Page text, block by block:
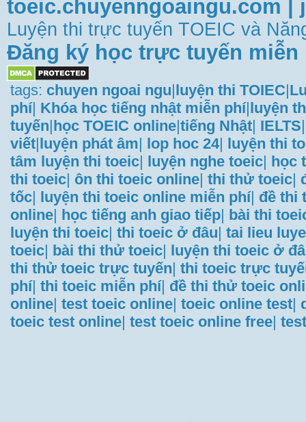
toeic.chuyenngoaingu.com
Luyện thi trực tuyến TOEIC và
Đăng ký học trực tuyến miễn
tags: chuyen ngoai ngu|luyện thi TOIEC|
phí| Khóa học tiếng nhật miễn phí|luyện
tuyến|học TOEIC online|tiếng Nhật| IELTS|
viết|luyện phát âm| lop hoc 24| luyện thi
tâm luyện thi toeic| luyện nghe toeic| học
thi toeic| ôn thi toeic online| thi thử toeic|
tốc| luyện thi toeic online miễn phí| đề thi
online| học tiếng anh giao tiếp| bài thi
luyện thi toeic| thi toeic ở đâu| tai lieu
toeic| bài thi thử toeic| luyện thi toeic ở
thi thử toeic trực tuyến| thi toeic trực
phí| thi toeic miễn phí| đề thi thử toeic
online| test toeic online| toeic online test|
toeic test online| test toeic online free|